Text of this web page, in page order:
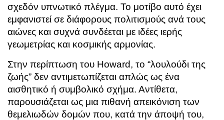
σχεδόν υπνωτικό πλέγμα. Το μοτίβο αυτό έχει
εμφανιστεί σε διάφορους πολιτισμούς ανά τους
αιώνες και συχνά συνδέεται με ιδέες ιερής
γεωμετρίας και κοσμικής αρμονίας.
Στην περίπτωση του Howard, το “λουλούδι της
ζωής” δεν αντιμετωπίζεται απλώς ως ένα
αισθητικό ή συμβολικό σχήμα. Αντίθετα,
παρουσιάζεται ως μια πιθανή απεικόνιση των
θεμελιωδών δομών που, κατά την άποψή του,